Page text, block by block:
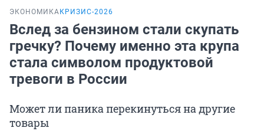
ЭКОНОМИКА КРИЗИС-2026
Вслед за бензином стали скупать
гречку? Почему именно эта крупа
стала символом продуктовой
тревоги в России
Может ли паника перекинуться на другие
товары